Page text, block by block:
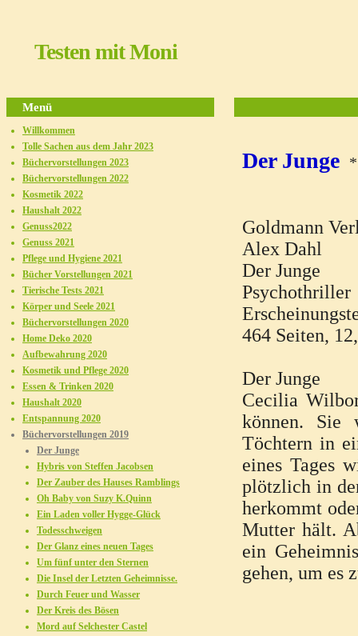
Testen mit Moni
Der Junge
Goldmann
Alex Dahl
Der Junge
Psychothriller
464 Seiten,
Der Junge
Cecilia
können. Sie
Töchtern in
eines Tages
plötzlich in
herkommt
Mutter hält.
ein
gehen, um es
Menü
Willkommen
Tolle Sachen aus dem Jahr 2023
Büchervorstellungen 2023
Büchervorstellungen 2022
Kosmetik 2022
Haushalt 2022
Genuss2022
Genuss 2021
Pflege und Hygiene 2021
Bücher Vorstellungen 2021
Tierische Tests 2021
Körper und Seele 2021
Büchervorstellungen 2020
Home Deko 2020
Aufbewahrung 2020
Kosmetik und Pflege 2020
Essen & Trinken 2020
Haushalt 2020
Entspannung 2020
Büchervorstellungen 2019
Der Junge
Hybris von Steffen Jacobsen
Der Zauber des Hauses Ramblings
Oh Baby von Suzy K.Quinn
Ein Laden voller Hygge-Glück
Todesschweigen
Der Glanz eines neuen Tages
Um fünf unter den Sternen
Die Insel der Letzten Geheimnisse.
Durch Feuer und Wasser
Der Kreis des Bösen
Mord auf Selchester Castel